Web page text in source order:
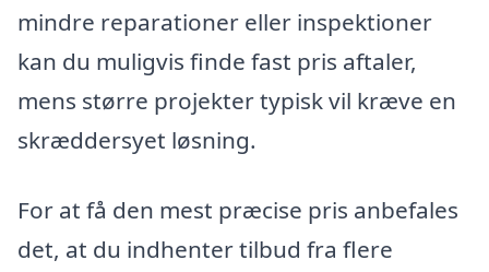
mindre reparationer eller inspektioner
kan du muligvis finde fast pris aftaler,
mens større projekter typisk vil kræve en
skræddersyet løsning.
For at få den mest præcise pris anbefales
det, at du indhenter tilbud fra flere